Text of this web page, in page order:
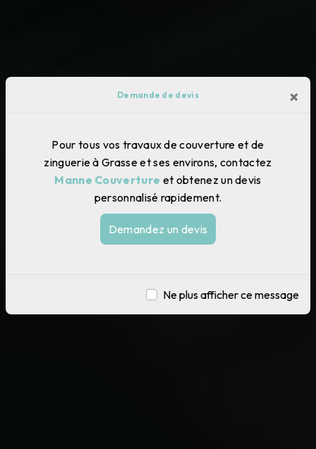
Demande de devis ×
Pour tous vos travaux de couverture et de
zinguerie à Grasse et ses environs, contactez
Manne Couverture et obtenez un devis
personnalisé rapidement.
Demandez un devis
Ne plus afficher ce message